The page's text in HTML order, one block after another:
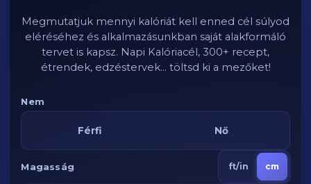
Megmutatjuk mennyi kalóriát kell enned cél súlyod
eléréséhez és alkalmazásunkban saját alakformáló
tervet is kapsz. Napi Kalóriacél, 300+ recept,
étrendek, edzéstervek... töltsd ki a mezőket!
Nem
Férfi Nő
Magasság ft/in cm